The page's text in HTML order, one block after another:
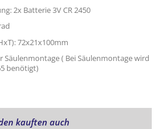
2x Batterie 3V CR 2450
72x21x100mm
Säulenmontage ( Bei Säulenmontage wird
benötigt)
kauften auch